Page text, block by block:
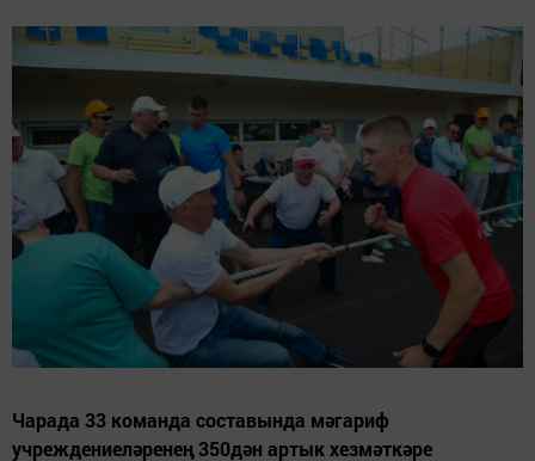
Чарада 33 команда составында мәгариф
учреждениеләренең 350дән артык хезмәткәре